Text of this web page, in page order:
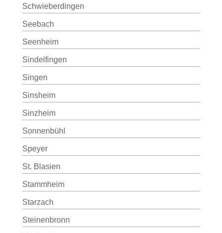
Schwieberdingen
Seebach
Seenheim
Sindelfingen
Singen
Sinsheim
Sinzheim
Sonnenbühl
Speyer
St. Blasien
Stammheim
Starzach
Steinenbronn